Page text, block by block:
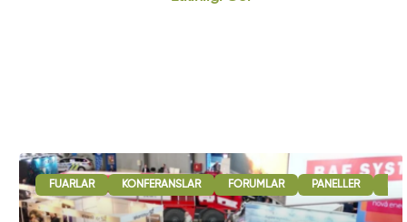
FUARLAR KONFERANSLAR FORUMLAR PANELLER